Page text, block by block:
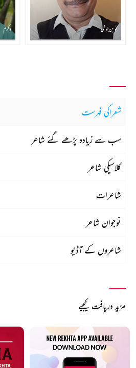
نوین جوشی وکرم
شعراکی فہرست
سب سے زیادہ پڑھے گئے شاعر
کلاسیکی شاعر
شاعرات
نوجوان شاعر
شاعروں کے آڈیو
مزید دریافت کیجیے